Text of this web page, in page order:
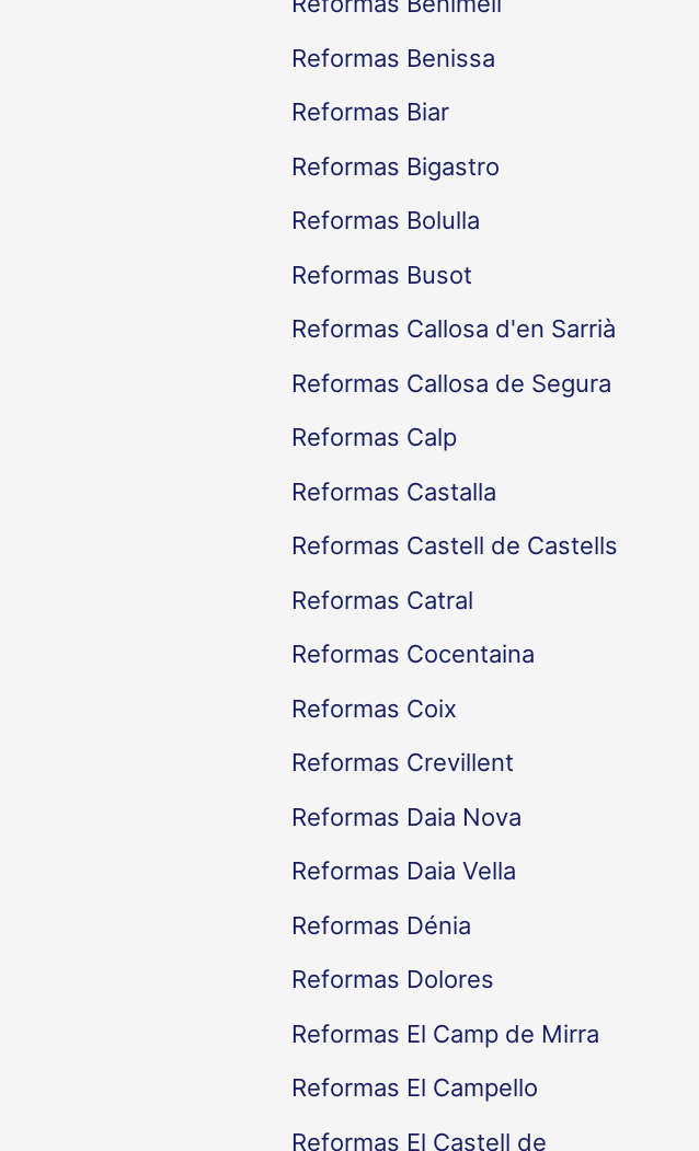
Reformas Benissa
Reformas Biar
Reformas Bigastro
Reformas Bolulla
Reformas Busot
Reformas Callosa d'en Sarrià
Reformas Callosa de Segura
Reformas Calp
Reformas Castalla
Reformas Castell de Castells
Reformas Catral
Reformas Cocentaina
Reformas Coix
Reformas Crevillent
Reformas Daia Nova
Reformas Daia Vella
Reformas Dénia
Reformas Dolores
Reformas El Camp de Mirra
Reformas El Campello
Reformas El Castell de